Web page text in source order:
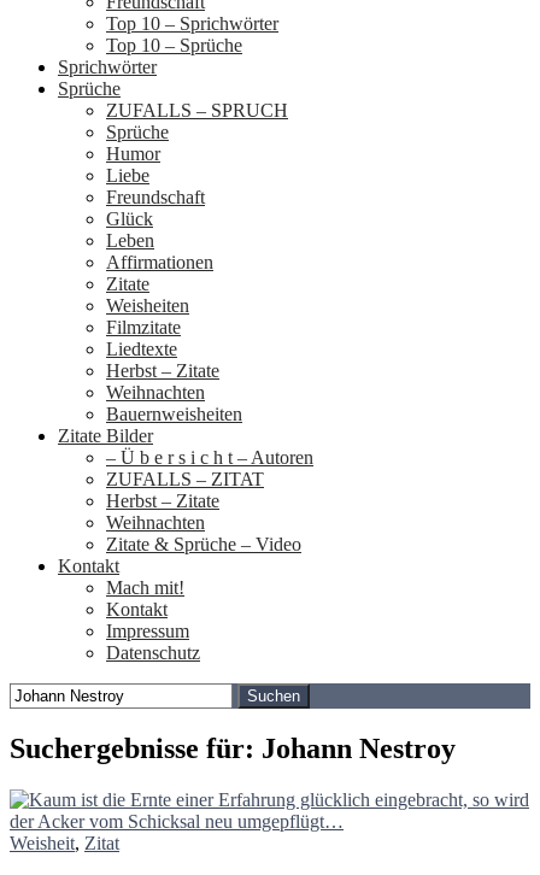
Top 10 – Sprichwörter
Top 10 – Sprüche
Sprichwörter
Sprüche
ZUFALLS – SPRUCH
Sprüche
Humor
Liebe
Freundschaft
Glück
Leben
Affirmationen
Zitate
Weisheiten
Filmzitate
Liedtexte
Herbst – Zitate
Weihnachten
Bauernweisheiten
Zitate Bilder
– Ü b e r s i c h t – Autoren
ZUFALLS – ZITAT
Herbst – Zitate
Weihnachten
Zitate & Sprüche – Video
Kontakt
Mach mit!
Kontakt
Impressum
Datenschutz
Suchen
nach:
Suchergebnisse für: Johann Nestroy
Weisheit, Zitat